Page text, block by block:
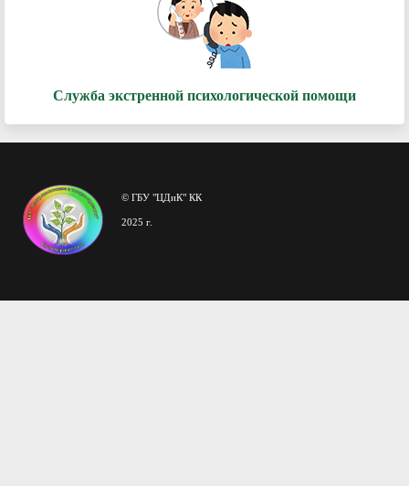
Служба экстренной психологической помощи
© ГБУ "ЦДиК" КК
2025 г.